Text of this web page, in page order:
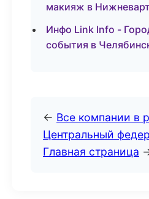
макияж в
Инфо Link Info -
события в
← Все компании в
Центральный
Главная страница